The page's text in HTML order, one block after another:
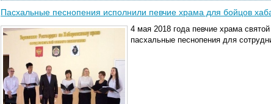
Пасхальные песнопения исполнили певчие храма для бойцов
4 мая 2018 года певчие храма
пасхальные песнопения для